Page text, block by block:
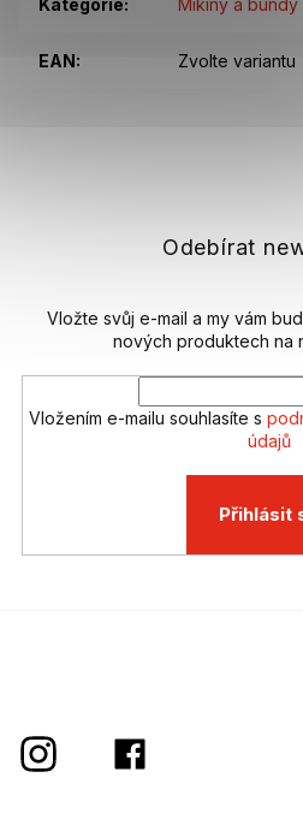
EAN: Zvolte variantu
Odebírat
Vložte svůj e-mail a my vám
nových produktech na
Vložením e-mailu souhlasíte s
údajů
Přihlásit